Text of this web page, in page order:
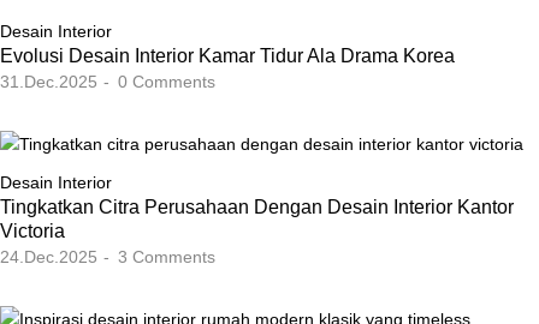
Desain Interior
Evolusi Desain Interior Kamar Tidur Ala Drama Korea
31.Dec.2025 0 Comments
Desain Interior
Tingkatkan Citra Perusahaan Dengan Desain Interior Kantor
Victoria
24.Dec.2025 3 Comments